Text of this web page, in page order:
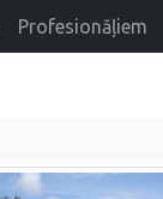
Profesionāļiem